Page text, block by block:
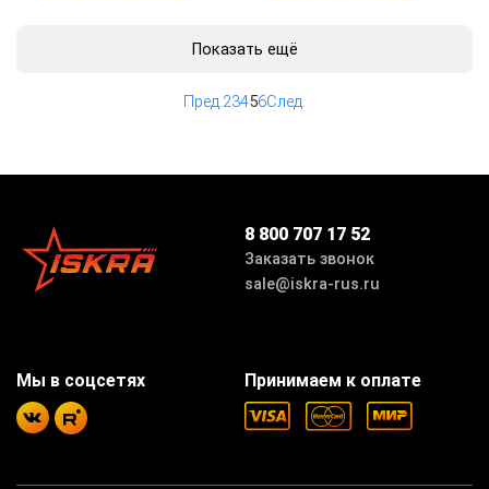
Показать ещё
Пред.23456След.
8 800 707 17 52
Заказать звонок
sale@iskra-rus.ru
Принимаем к оплате
Мы в соцсетях